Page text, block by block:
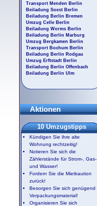
Transport Menden Berlin
Beiladung Soest Berlin
Beiladung Berlin Bremen
Umzug Celle Berlin
Beiladung Worms Berlin
Beiladung Berlin Marburg
Umzug Bergkamen Berlin
Transport Bochum Berlin
Beiladung Berlin Rodgau
Umzug Erftstadt Berlin
Beiladung Berlin Offenbach
Beiladung Berlin Ulm
Aktionen
10 Umzugstipps
Kündigen Sie ihre alte
Wohnung rechtzeitig!
Notieren Sie sich die
Zählerstände für Strom-, Gas-
und Wasser!
Fordern Sie die Mietkaution
zurück!
Besorgen Sie sich genügend
Verpackungsmaterial!
Organisieren Sie sich